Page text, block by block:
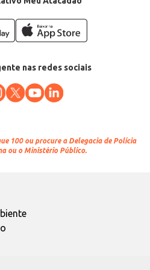
nas redes sociais
100 ou procure a Delegacia de Polícia
ou o Ministério Público.